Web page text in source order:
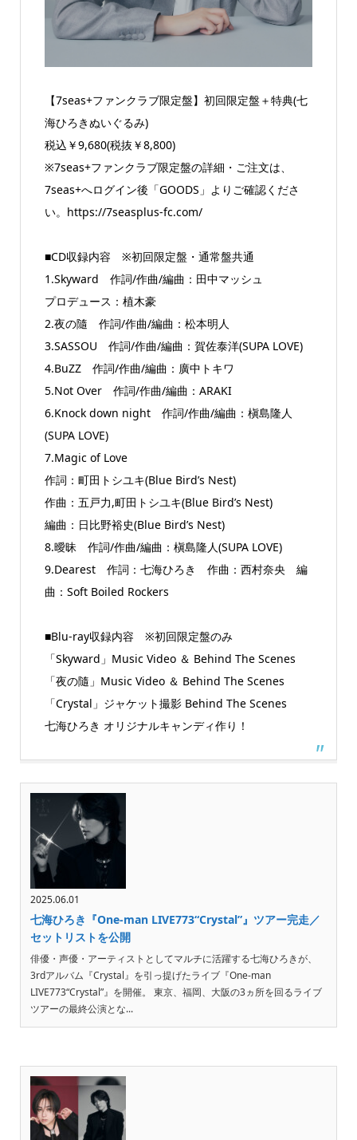
【7seas+ファンクラブ限定盤】初回限定盤＋特典(七
海ひろきぬいぐるみ)
税込￥9,680(税抜￥8,800)
※7seas+ファンクラブ限定盤の詳細・ご注文は、
7seas+へログイン後「GOODS」よりご確認くださ
い。https://7seasplus-fc.com/
■CD収録内容 ※初回限定盤・通常盤共通
1.Skyward 作詞/作曲/編曲：田中マッシュ
プロデュース：植木豪
2.夜の隨 作詞/作曲/編曲：松本明人
3.SASSOU 作詞/作曲/編曲：賀佐泰洋(SUPA LOVE)
4.BuZZ 作詞/作曲/編曲：廣中トキワ
5.Not Over 作詞/作曲/編曲：ARAKI
6.Knock down night 作詞/作曲/編曲：槇島隆人
(SUPA LOVE)
7.Magic of Love
作詞：町田トシユキ(Blue Bird’s Nest)
作曲：五戸力,町田トシユキ(Blue Bird’s Nest)
編曲：日比野裕史(Blue Bird’s Nest)
8.曖昧 作詞/作曲/編曲：槇島隆人(SUPA LOVE)
9.Dearest 作詞：七海ひろき 作曲：西村奈央 編
曲：Soft Boiled Rockers
■Blu-ray収録内容 ※初回限定盤のみ
「Skyward」Music Video ＆ Behind The Scenes
「夜の隨」Music Video ＆ Behind The Scenes
「Crystal」ジャケット撮影 Behind The Scenes
七海ひろき オリジナルキャンディ作り！
2025.06.01
七海ひろき『One-man LIVE773“Crystal”』ツアー完走／
セットリストを公開
俳優・声優・アーティストとしてマルチに活躍する七海ひろきが、
3rdアルバム『Crystal』を引っ提げたライブ『One-man
LIVE773“Crystal”』を開催。 東京、福岡、大阪の3ヵ所を回るライブ
ツアーの最終公演とな...